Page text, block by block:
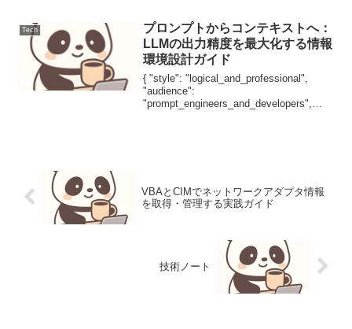
Tech
プロンプトからコンテキストへ：
LLMの出力精度を最大化する情報
環境設計ガイド
{ "style": "logical_and_professional",
"audience":
"prompt_engineers_and_developers",
VBAとCIMでネットワークアダプタ情報
を取得・管理する実践ガイド
技術ノート